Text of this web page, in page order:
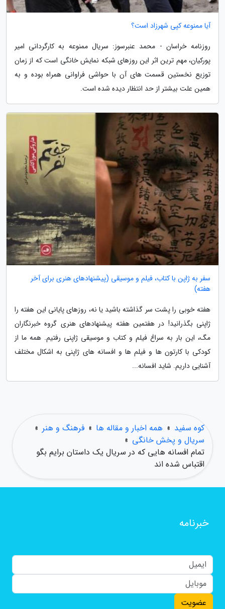
آیا ممنوعه کپی شهرزاد است؟
روزنامه خراسان - محمد عنبرسوز: سریال ممنوعه به کارگردانی امیر
پورکیان، مهم ترین اثر این روزهای شبکه نمایش خانگی است که از زمان
توزیع نخستین قسمت های آن با حواشی فراوانی همراه بوده و به
همین علت بیشتر از حد انتظار دیده شده است.
سفر به ژاپن با کتاب، فیلم و موسیقی (پیشنهادهای هنری برای آخر
هفته)
هفته خوبی را پشت سر گذاشته باشید یا نه، روزهای پایانی این هفته را
ژاپنی بگذرانید! در هفتمین هفته پیشنهادهای هنری گروه خبرنگاران
مگ، این بار به سراغ فیلم و کتاب و موسیقی ژاپنی رفتیم. همه ما از
کودکی با کارتون ها و فیلم ها و افسانه های ژاپنی به اشکال مختلف
آشنایی داریم. شاید افسانه...
کوه سفید » همه اخبار و مقاله ها » فرهنگ و هنر »
سریال و پخش خانگی »
تمام افسانه هایی که در سریال یک داستان برایم بگو
اقتباس شده اند
خبرنامه
عضویت